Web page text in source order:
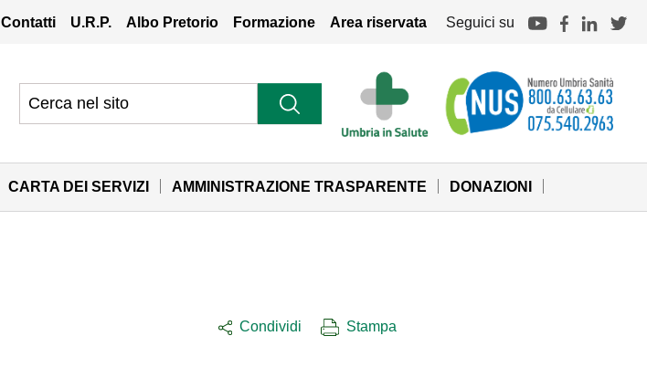
Contatti U.R.P. Albo Pretorio Formazione Area riservata Seguici su
CARTA DEI SERVIZI AMMINISTRAZIONE TRASPARENTE
DONAZIONI
Condividi Stampa